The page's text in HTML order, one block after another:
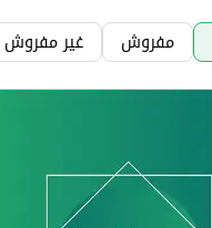
مفروش غير مفروش